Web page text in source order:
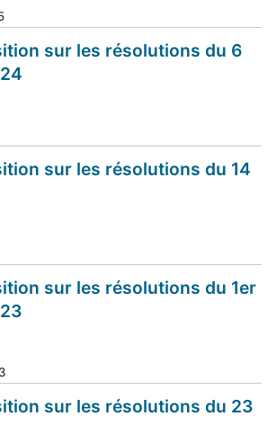
sur les résolutions du 6
sur les résolutions du 14
sur les résolutions du 1er
sur les résolutions du 23